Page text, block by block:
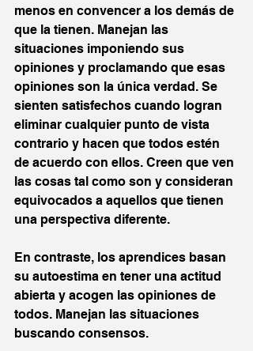
menos en convencer a los demás de
que la tienen. Manejan las
situaciones imponiendo sus
opiniones y proclamando que esas
opiniones son la única verdad. Se
sienten satisfechos cuando logran
eliminar cualquier punto de vista
contrario y hacen que todos estén
de acuerdo con ellos. Creen que ven
las cosas tal como son y consideran
equivocados a aquellos que tienen
una perspectiva diferente.
En contraste, los aprendices basan
su autoestima en tener una actitud
abierta y acogen las opiniones de
todos. Manejan las situaciones
buscando consensos.